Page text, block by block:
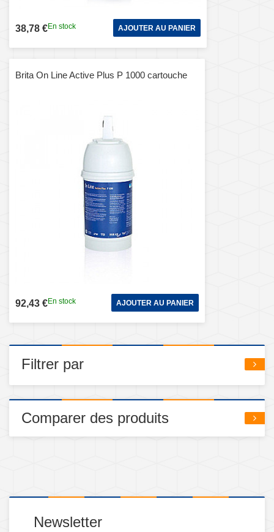
38,78 €En stock AJOUTER AU PANIER
Brita On Line Active Plus P 1000 cartouche
92,43 €En stock AJOUTER AU PANIER
Filtrer par
Comparer des produits
Newsletter